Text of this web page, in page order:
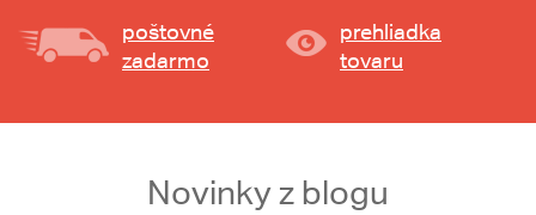
poštovné
zadarmo
prehliadka
tovaru
Novinky z blogu